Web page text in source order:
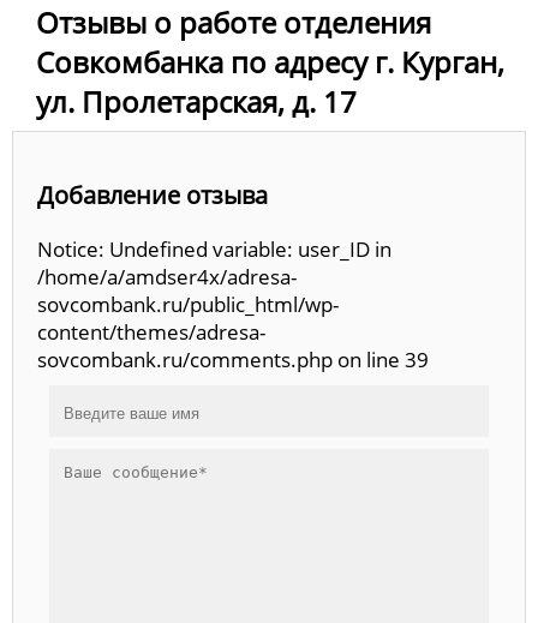
Отзывы о работе отделения
Совкомбанка по адресу г. Курган,
ул. Пролетарская, д. 17
Добавление отзыва
Notice: Undefined variable: user_ID in
/home/a/amdser4x/adresa-
sovcombank.ru/public_html/wp-
content/themes/adresa-
sovcombank.ru/comments.php on line 39